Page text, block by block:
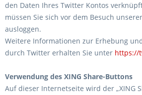
den Daten Ihres Twitter Kontos
müssen Sie sich vor dem Besuch
ausloggen.
Weitere Informationen zur Erhebung
durch Twitter erhalten Sie unter https://
Verwendung des XING Share-Buttons
Auf dieser Internetseite wird der „XING